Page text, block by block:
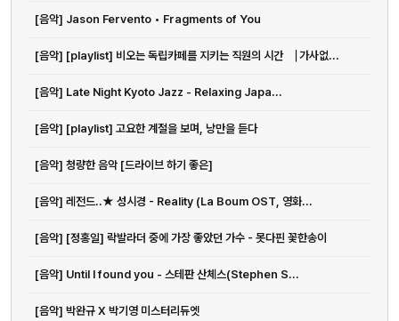
[음악] Jason Fervento • Fragments of You
[음악] [playlist] 비오는 독립카페를 지키는 직원의 시간 ⎹ 가사없...
[음악] Late Night Kyoto Jazz - Relaxing Japa...
[음악] [playlist] 고요한 계절을 보며, 낭만을 듣다
[음악] 청량한 음악 [드라이브 하기 좋은]
[음악] 레전드..★ 성시경 - Reality (La Boum OST, 영화...
[음악] [정홍일] 락발라더 중에 가장 좋았던 가수 - 못다핀 꽃한송이
[음악] Until I found you - 스테판 산체스(Stephen S...
[음악] 박완규 X 박기영 미스터리듀엣